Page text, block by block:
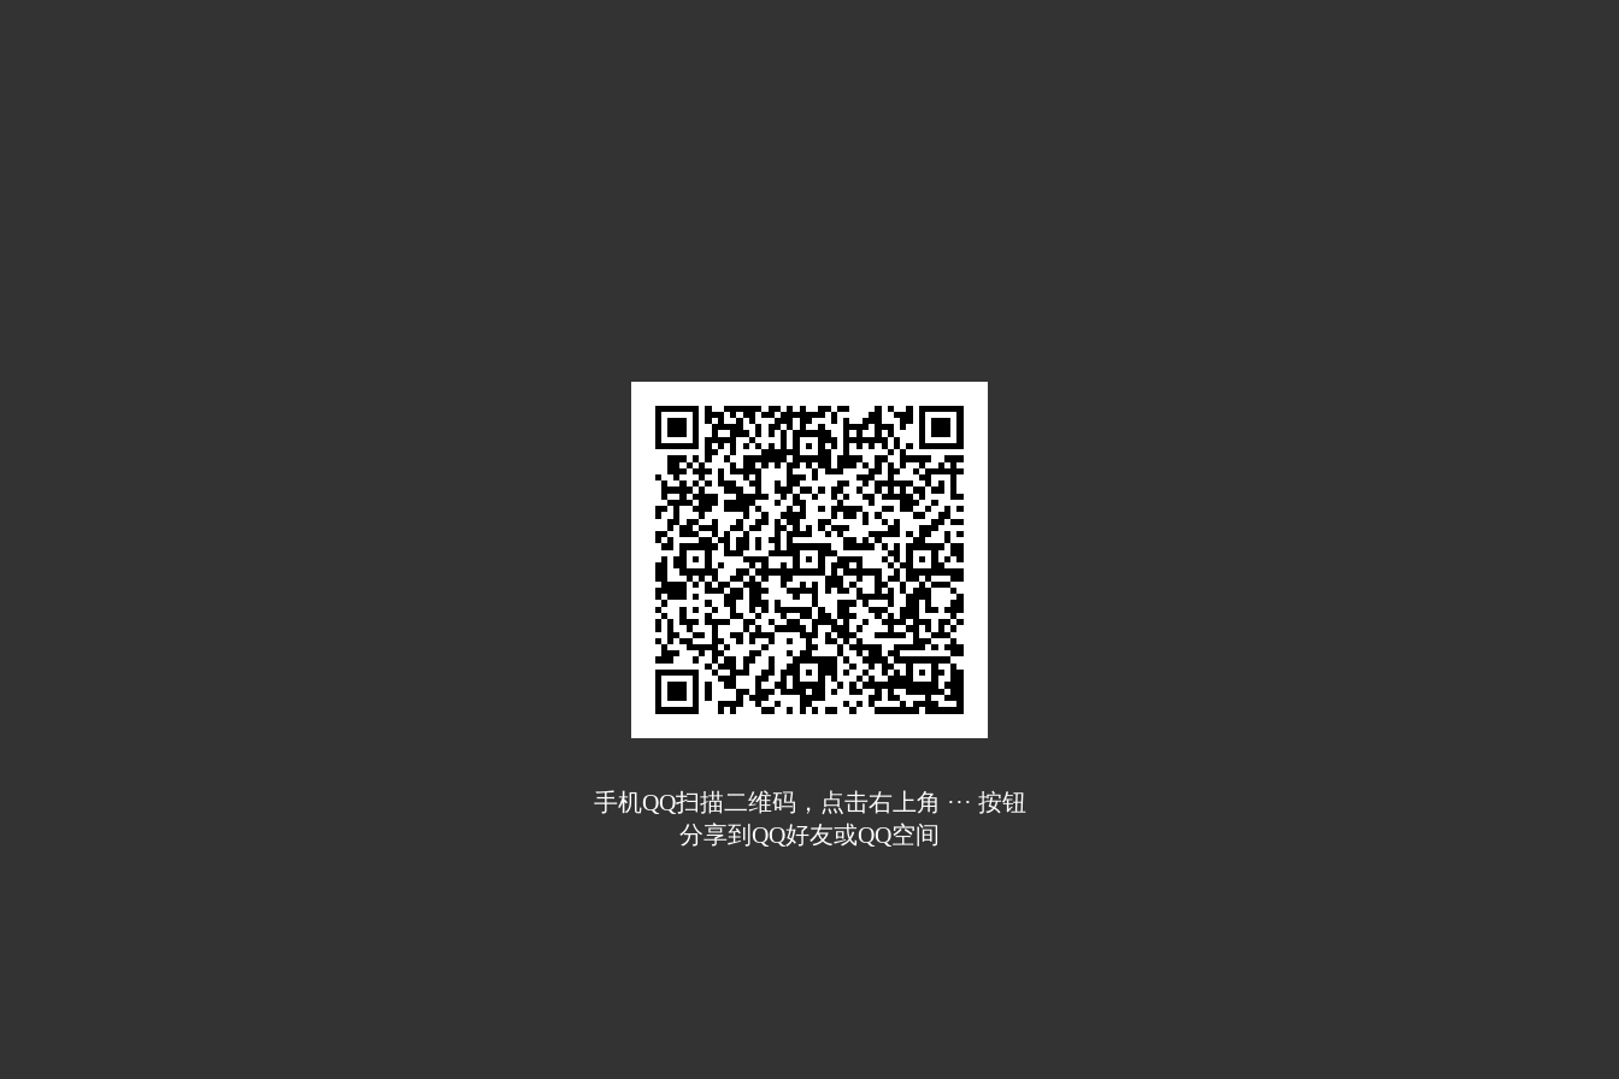
手机QQ扫描二维码，点击右上角 ··· 按钮
分享到QQ好友或QQ空间